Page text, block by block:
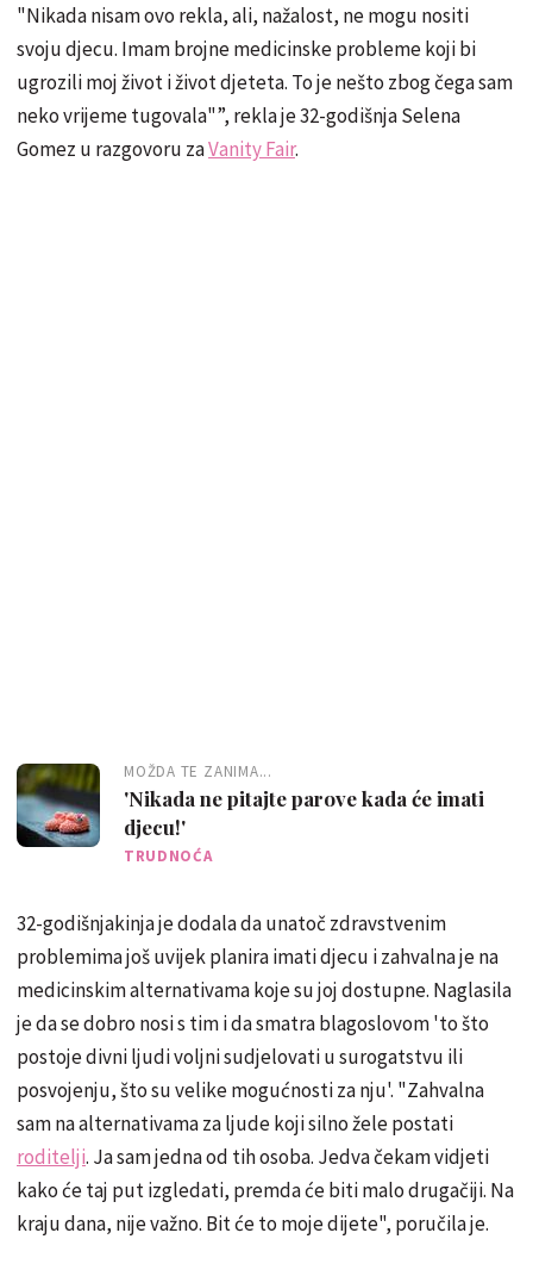
"Nikada nisam ovo rekla, ali, nažalost, ne mogu nositi
svoju djecu. Imam brojne medicinske probleme koji bi
ugrozili moj život i život djeteta. To je nešto zbog čega sam
neko vrijeme tugovala"”, rekla je 32-godišnja Selena
Gomez u razgovoru zaVanity Fair.
MOŽDA TE ZANIMA...
'Nikada ne pitajte parove kada će imati
djecu!'
TRUDNOĆA
32-godišnjakinja je dodala da unatoč zdravstvenim
problemima još uvijek planira imati djecu i zahvalna je na
medicinskim alternativama koje su joj dostupne. Naglasila
je da se dobro nosi s tim i da smatra blagoslovom 'to što
postoje divni ljudi voljni sudjelovati u surogatstvu ili
posvojenju, što su velike mogućnosti za nju'. "Zahvalna
sam na alternativama za ljude koji silno žele postati
roditelji. Ja sam jedna od tih osoba. Jedva čekam vidjeti
kako će taj put izgledati, premda će biti malo drugačiji. Na
kraju dana, nije važno. Bit će to moje dijete", poručila je.